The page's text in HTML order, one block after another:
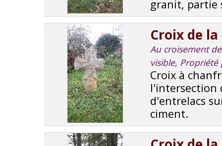
granit, partie
Croix de
Au croisement
visible,
Croix à
l'intersection
d'entrelacs
ciment.